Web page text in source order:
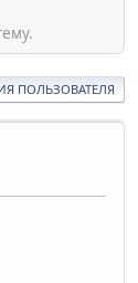
ПОЛЬЗОВАТЕЛЯ